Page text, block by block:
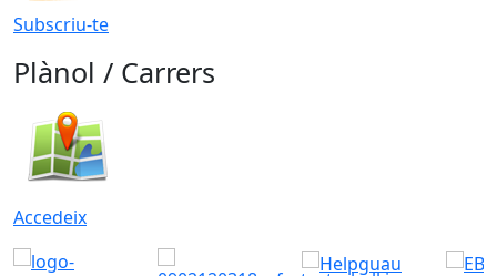
Subscriu-te
Plànol / Carrers
Accedeix